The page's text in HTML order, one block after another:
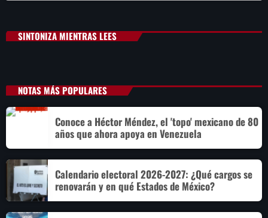
SINTONIZA MIENTRAS LEES
NOTAS MÁS POPULARES
Conoce a Héctor Méndez, el 'topo' mexicano de 80
años que ahora apoya en Venezuela
Calendario electoral 2026-2027: ¿Qué cargos se
renovarán y en qué Estados de México?